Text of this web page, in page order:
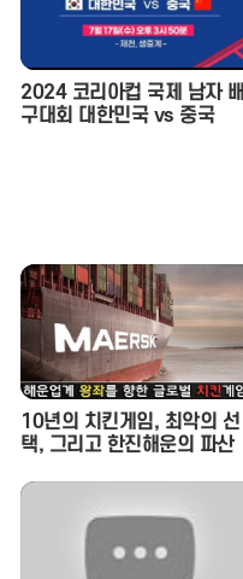
2024 코리아컵 국제 남자 배
구대회 대한민국 vs 중국
10년의 치킨게임, 최악의 선
택, 그리고 한진해운의 파산